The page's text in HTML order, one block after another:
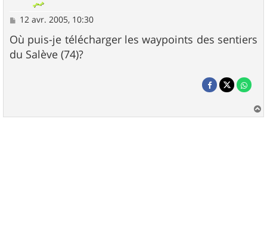
M
s
s
a
12 avr. 2005, 10:30
Où puis-je télécharger les waypoints des sentiers
du Salève (74)?
a